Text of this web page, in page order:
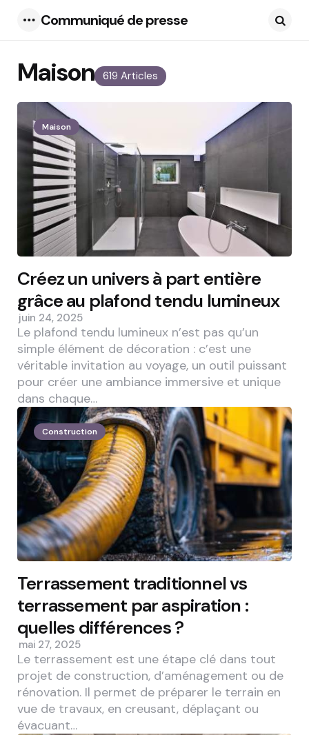
Communiqué de presse
619 Articles
Maison
Maison
Créez un univers à part entière
grâce au plafond tendu lumineux
juin 24, 2025
Le plafond tendu lumineux n’est pas qu’un
simple élément de décoration : c’est une
véritable invitation au voyage, un outil puissant
pour créer une ambiance immersive et unique
dans chaque…
Construction
Terrassement traditionnel vs
terrassement par aspiration :
quelles différences ?
mai 27, 2025
Le terrassement est une étape clé dans tout
projet de construction, d’aménagement ou de
rénovation. Il permet de préparer le terrain en
vue de travaux, en creusant, déplaçant ou
évacuant…